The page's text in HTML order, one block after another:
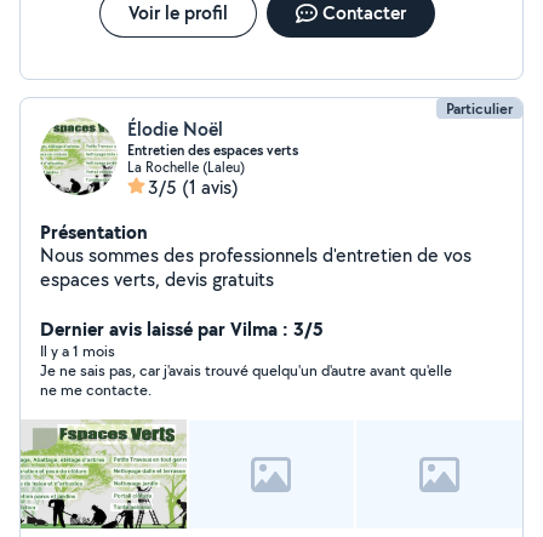
binômes expérimentés, ou même deux si nécessaire, au
même tarif horaire que le mien. La location d'un utilitaire
& à votre service, Raphaël.
Voir le profil Contacter
Particulier
Élodie Noël
Entretien des espaces verts
La Rochelle (Laleu)
3/5 (1 avis)
Présentation
Nous sommes des professionnels d'entretien de vos
espaces verts, devis gratuits
Dernier avis laissé par Vilma : 3/5
Il y a 1 mois
Je ne sais pas, car j'avais trouvé quelqu'un d'autre avant qu'elle
ne me contacte.